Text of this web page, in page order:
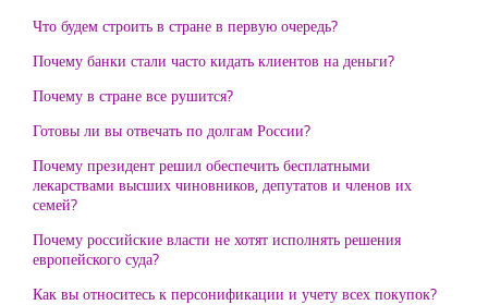
Что будем строить в стране в первую очередь?
Почему банки стали часто кидать клиентов на деньги?
Почему в стране все рушится?
Готовы ли вы отвечать по долгам России?
Почему президент решил обеспечить бесплатными
лекарствами высших чиновников, депутатов и членов их
семей?
Почему российские власти не хотят исполнять решения
европейского суда?
Как вы относитесь к персонификации и учету всех покупок?